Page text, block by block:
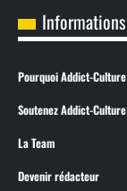
Informations
Pourquoi Addict-
Soutenez Addict-
La Team
Devenir rédacteur